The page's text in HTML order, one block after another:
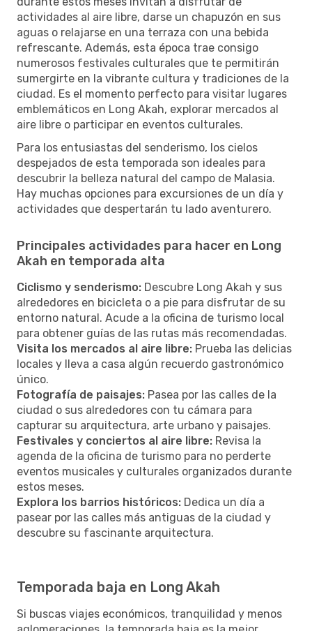
actividades al aire libre, darse un chapuzón en sus
aguas o relajarse en una terraza con una bebida
refrescante. Además, esta época trae consigo
numerosos festivales culturales que te permitirán
sumergirte en la vibrante cultura y tradiciones de la
ciudad. Es el momento perfecto para visitar lugares
emblemáticos en Long Akah, explorar mercados al
aire libre o participar en eventos culturales.
Para los entusiastas del senderismo, los cielos
despejados de esta temporada son ideales para
descubrir la belleza natural del campo de Malasia.
Hay muchas opciones para excursiones de un día y
actividades que despertarán tu lado aventurero.
Principales actividades para hacer en Long
Akah en temporada alta
Ciclismo y senderismo: Descubre Long Akah y sus
alrededores en bicicleta o a pie para disfrutar de su
entorno natural. Acude a la oficina de turismo local
para obtener guías de las rutas más recomendadas.
Visita los mercados al aire libre: Prueba las delicias
locales y lleva a casa algún recuerdo gastronómico
único.
Fotografía de paisajes: Pasea por las calles de la
ciudad o sus alrededores con tu cámara para
capturar su arquitectura, arte urbano y paisajes.
Festivales y conciertos al aire libre: Revisa la
agenda de la oficina de turismo para no perderte
eventos musicales y culturales organizados durante
estos meses.
Explora los barrios históricos: Dedica un día a
pasear por las calles más antiguas de la ciudad y
descubre su fascinante arquitectura.
Temporada baja en Long Akah
Si buscas viajes económicos, tranquilidad y menos